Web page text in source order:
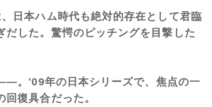
日本ハム時代も絶対的存在として君臨
だした。驚愕のピッチングを目撃した
。'09年の日本シリーズで、焦点の一
復具合だった。